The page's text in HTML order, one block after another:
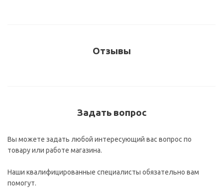
Отзывы
Задать вопрос
Вы можете задать любой интересующий вас вопрос по
товару или работе магазина.
Наши квалифицированные специалисты обязательно вам
помогут.